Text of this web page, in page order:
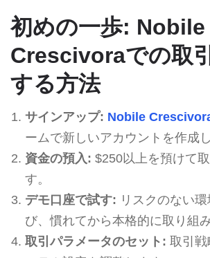
初めの一歩: Nobile
Crescivoraでの取
する方法
サインアップ: Nobile
ームで新しいアカウントを作成し
資金の預入: $250以上を預けて
す。
デモ口座で試す: リスクのない
び、慣れてから本格的に取り組
取引パラメータのセット: 取引